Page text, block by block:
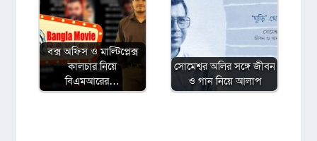
বক্স অফিস ও মাল্টিপ্লেক্স
কালচার নিয়ে
বিএমআরের…
সোমেশ্বর অলির সঙ্গে জীবন
ও গান নিয়ে আলাপ